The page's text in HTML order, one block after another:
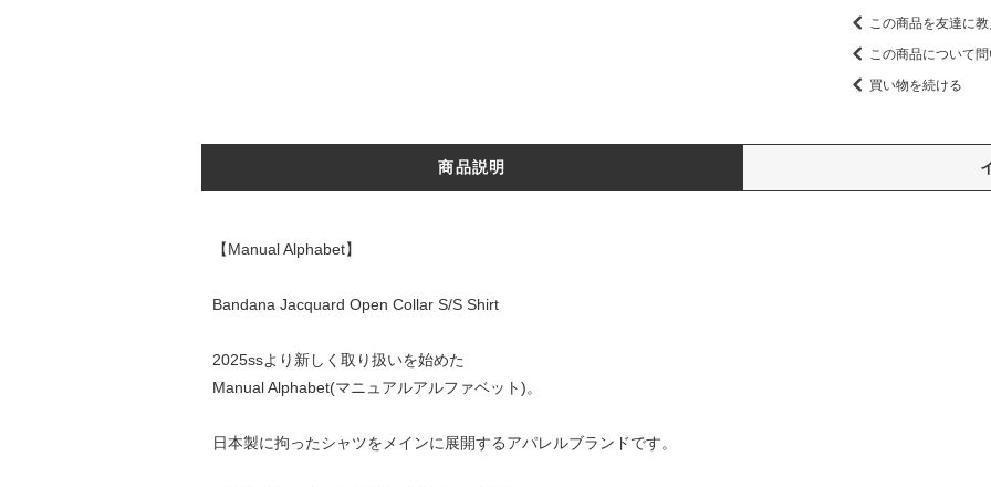
この商品を友達に
この商品について
買い物を続ける
商品説明
【Manual Alphabet】
Bandana Jacquard Open Collar S/S Shirt
2025ssより新しく取り扱いを始めた
Manual Alphabet(マニュアルアルファベット)。
日本製に拘ったシャツをメインに展開するアパレルブランドです。